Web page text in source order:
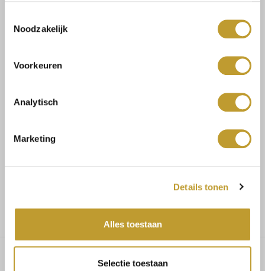
Noodzakelijk
Voorkeuren
Analytisch
Marketing
Details tonen
Alles toestaan
Selectie toestaan
Verzenden & retourneren
Gratis verzending vanaf €75,-